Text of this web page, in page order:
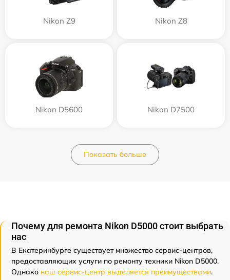
Nikon Z9 Nikon Z8
Nikon D5600 Nikon D7500
Показать больше
Почему для ремонта Nikon D5000 стоит выбрать
нас
В Екатеринбурге существует множество сервис-центров,
предоставляющих услуги по ремонту техники Nikon D5000.
Однако наш сервис-центр выделяется преимуществами.